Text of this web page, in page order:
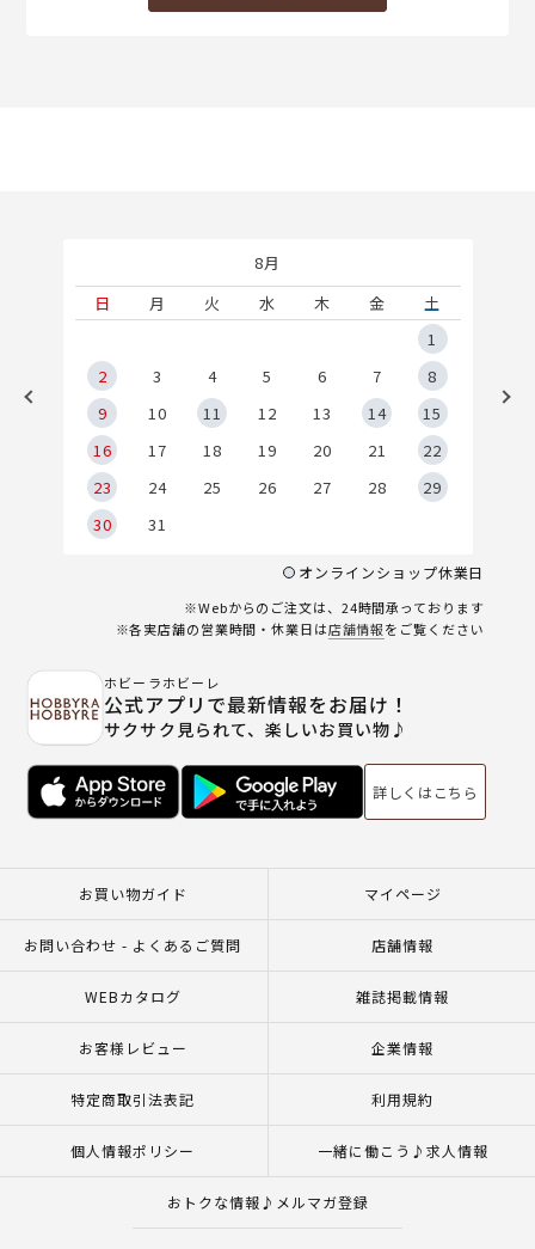
8月
日
月 火 水 木 金
土
1
2
3 4 5 6 7
8
9
10 11 12 13 14
15
16
17 18 19 20 21
22
23
24 25 26 27 28
29
30
31
オンラインショップ休業日
※Webからのご注文は、24時間承っております
※各実店舗の営業時間・休業日は店舗情報をご覧ください
ホビーラホビーレ
公式アプリで最新情報をお届け！
サクサク見られて、楽しいお買い物♪
詳しくはこちら
お買い物ガイド マイページ
お問い合わせ - よくあるご質問 店舗情報
WEBカタログ 雑誌掲載情報
お客様レビュー 企業情報
特定商取引法表記 利用規約
個人情報ポリシー 一緒に働こう♪求人情報
おトクな情報♪メルマガ登録